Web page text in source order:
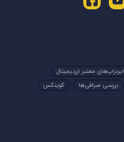
ایردراپ‌های معتبر ارزدیجیتال
بررسی صرافی‌ها کوینکس